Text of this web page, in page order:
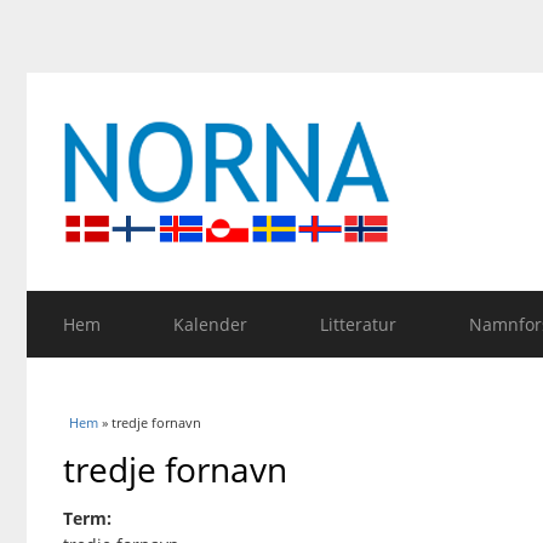
Hem Kalender Litteratur
Du är här
Hem » tredje fornavn
tredje fornavn
Term: